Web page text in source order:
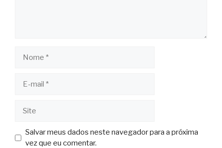
Salvar meus dados neste navegador para a próxima
vez que eu comentar.